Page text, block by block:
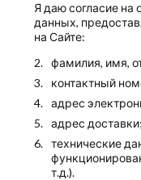
Я даю согласие
данных,
на Сайте:
фамилия, имя,
контактный
адрес
адрес доставки;
технические
т.д.).